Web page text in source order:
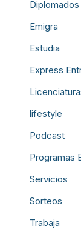
Diplomados
Emigra
Estudia
Express
lifestyle
Podcast
Programas
Servicios
Sorteos
Trabaja